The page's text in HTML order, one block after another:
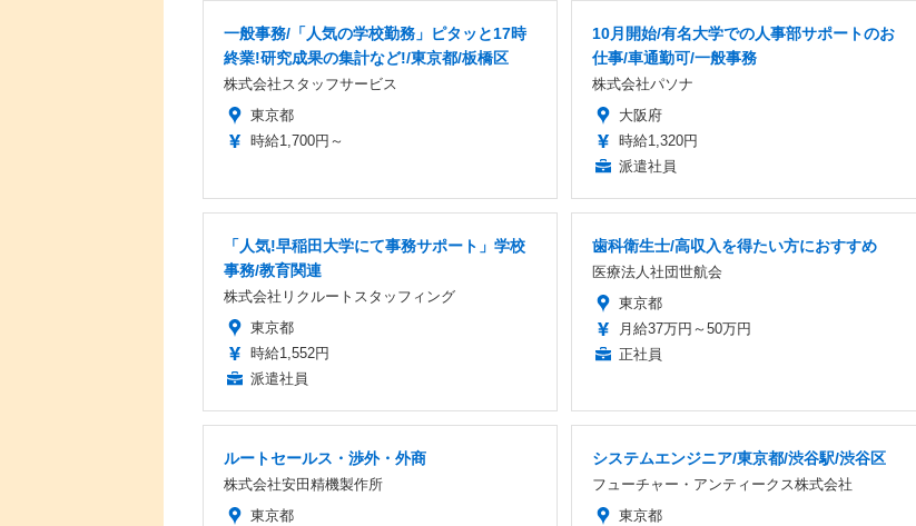
一般事務/「人気の学校勤務」ピタッと17時
終業!研究成果の集計など!/東京都/板橋区
株式会社スタッフサービス
東京都
時給1,700円～
10月開始/有名大学での人事部サポートのお
仕事/車通勤可/一般事務
株式会社パソナ
大阪府
時給1,320円
派遣社員
「人気!早稲田大学にて事務サポート」学校
事務/教育関連
株式会社リクルートスタッフィング
東京都
時給1,552円
派遣社員
歯科衛生士/高収入を得たい方におすすめ
医療法人社団世航会
東京都
月給37万円～50万円
正社員
ルートセールス・渉外・外商
株式会社安田精機製作所
東京都
システムエンジニア/東京都/渋谷駅/渋谷区
フューチャー・アンティークス株式会社
東京都